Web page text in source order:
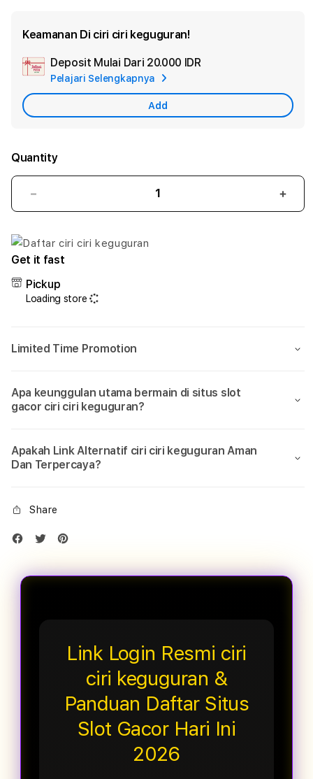
Keamanan Di ciri ciri keguguran!
Deposit Mulai Dari 20.000 IDR
Pelajari Selengkapnya
Add
Quantity
Decrease
quantity
ciri
ciri
#
Hal
perlu
soal
Ciri
perlu
Ciri
Get it fast
Pickup
Loading store
Limited Time Promotion
Apa keunggulan utama bermain di situs slot
gacor ciri ciri keguguran?
Apakah Link Alternatif ciri ciri keguguran Aman
Dan Terpercaya?
Share
Link Login Resmi ciri
ciri keguguran &
Panduan Daftar Situs
Slot Gacor Hari Ini
2026